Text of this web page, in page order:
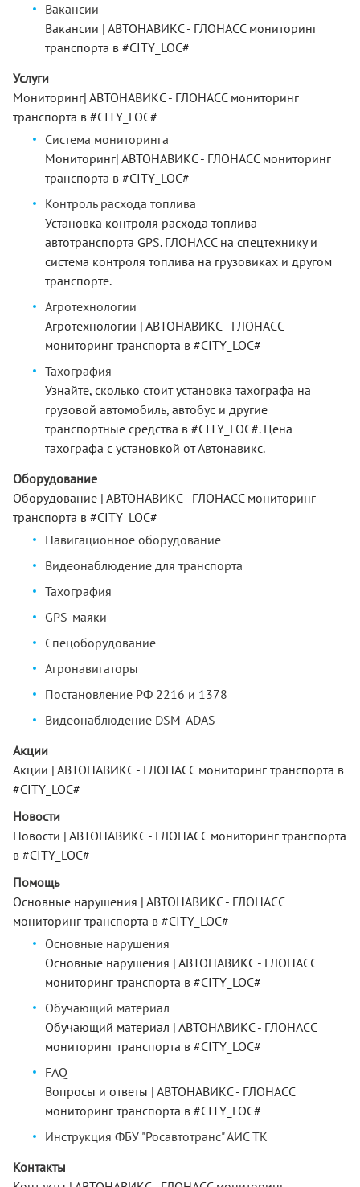
Вакансии
Вакансии | АВТОНАВИКС - ГЛОНАСС мониторинг
транспорта в #CITY_LOC#
Услуги
Мониторинг| АВТОНАВИКС - ГЛОНАСС мониторинг
транспорта в #CITY_LOC#
Система мониторинга
Мониторинг| АВТОНАВИКС - ГЛОНАСС мониторинг
транспорта в #CITY_LOC#
Контроль расхода топлива
Установка контроля расхода топлива
автотранспорта GPS. ГЛОНАСС на спецтехнику и
система контроля топлива на грузовиках и другом
транспорте.
Агротехнологии
Агротехнологии | АВТОНАВИКС - ГЛОНАСС
мониторинг транспорта в #CITY_LOC#
Тахография
Узнайте, сколько стоит установка тахографа на
грузовой автомобиль, автобус и другие
транспортные средства в #CITY_LOC#. Цена
тахографа с установкой от Автонавикс.
Оборудование
Оборудование | АВТОНАВИКС - ГЛОНАСС мониторинг
транспорта в #CITY_LOC#
Навигационное оборудование
Видеонаблюдение для транспорта
Тахография
GPS-маяки
Спецоборудование
Агронавигаторы
Постановление РФ 2216 и 1378
Видеонаблюдение DSM-ADAS
Акции
Акции | АВТОНАВИКС - ГЛОНАСС мониторинг транспорта в
#CITY_LOC#
Новости
Новости | АВТОНАВИКС - ГЛОНАСС мониторинг транспорта
в #CITY_LOC#
Помощь
Основные нарушения | АВТОНАВИКС - ГЛОНАСС
мониторинг транспорта в #CITY_LOC#
Основные нарушения
Основные нарушения | АВТОНАВИКС - ГЛОНАСС
мониторинг транспорта в #CITY_LOC#
Обучающий материал
Обучающий материал | АВТОНАВИКС - ГЛОНАСС
мониторинг транспорта в #CITY_LOC#
FAQ
Вопросы и ответы | АВТОНАВИКС - ГЛОНАСС
мониторинг транспорта в #CITY_LOC#
Инструкция ФБУ "Росавтотранс" АИС ТК
Контакты